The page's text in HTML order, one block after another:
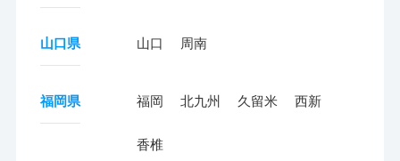
山口県 山口 周南
福岡県 福岡 北九州 久留米 西新
香椎